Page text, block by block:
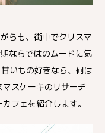
らも、街中でクリスマ
ならではのムードに気
いもの好きなら、何は
スケーキのリサーチ
フェを紹介します。